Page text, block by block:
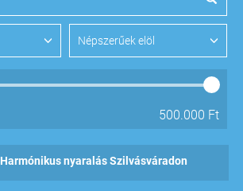
Népszerűek elöl
500.000 Ft
Harmónikus nyaralás Szilvásváradon